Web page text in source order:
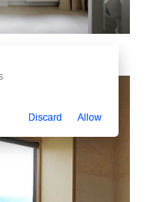
интерьере
Discard Allow